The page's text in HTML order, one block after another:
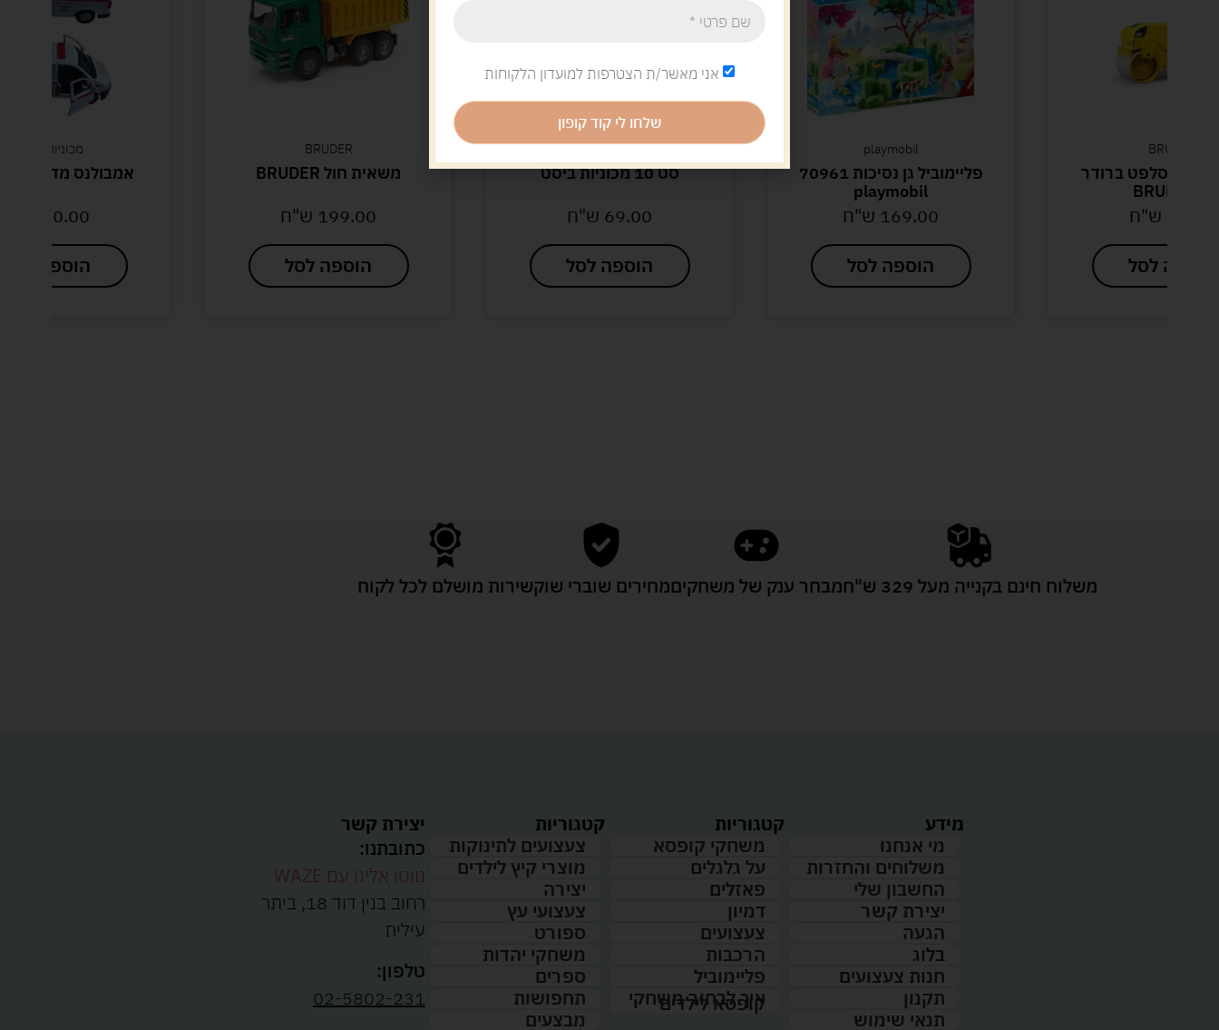
BRUDER
לאסלפט ברודר
ש"ח
הוספה לסל
playmobil
פליימוביל גן נסיכות 70961
playmobil
169.00 ש"ח
הוספה לסל
דמיון
סט 10 מכוניות ביסט
69.00 ש"ח
הוספה לסל
BRUDER
משאית חול BRUDER
199.00 ש"ח
הוספה לסל
מכוניות צעצוע
אמבולנס מד"א לבן
30.00
הוספה לסל
משלוח חינם בקנייה מעל 329 ש"ח מבחר ענק של משחקיםמחירים שוברי שוקשירות מושלם לכל לקוח
מידע
מי אנחנו
משלוחים והחזרות
החשבון שלי
יצירת קשר
הגעה
בלוג
חנות צעצועים
תקנון
תנאי שימוש
קטגוריות
משחקי קופסא
על גלגלים
פאזלים
דמיון
צעצועים
הרכבות
פליימוביל
איך לבחור משחקי
קופסא לילדים
קטגוריות
צעצועים לתינוקות
מוצרי קיץ לילדים
יצירה
צעצועי עץ
ספורט
משחקי יהדות
ספרים
תחפושות
מבצעים
יצירת קשר
כתובתנו:
נווטו אלינו עם WAZE
רחוב בנין דוד 18, ביתר
עילית
טלפון:
02-5802-231
אני מאשר/ת הצטרפות למועדון הלקוחות
שלחו לי קוד קופון